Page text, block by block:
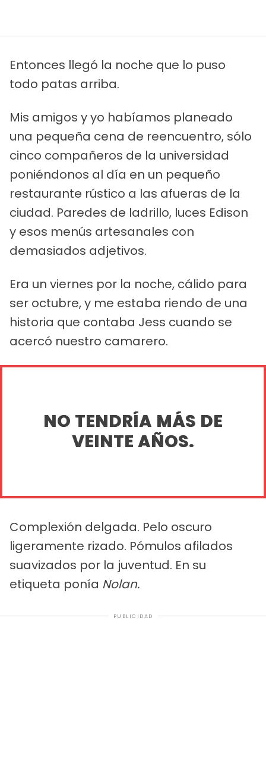
Entonces llegó la noche que lo puso
todo patas arriba.
Mis amigos y yo habíamos planeado
una pequeña cena de reencuentro, sólo
cinco compañeros de la universidad
poniéndonos al día en un pequeño
restaurante rústico a las afueras de la
ciudad. Paredes de ladrillo, luces Edison
y esos menús artesanales con
demasiados adjetivos.
Era un viernes por la noche, cálido para
ser octubre, y me estaba riendo de una
historia que contaba Jess cuando se
acercó nuestro camarero.
NO TENDRÍA MÁS DE
VEINTE AÑOS.
Complexión delgada. Pelo oscuro
ligeramente rizado. Pómulos afilados
suavizados por la juventud. En su
etiqueta ponía Nolan.
PUBLICIDAD